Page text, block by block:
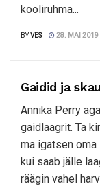
koolirühma...
BYVES 28. MAI 2019
Gaidid ja
Annika Perry
gaidlaagrit. Ta
ma igatsen oma
kui saab jälle
räägin vahel